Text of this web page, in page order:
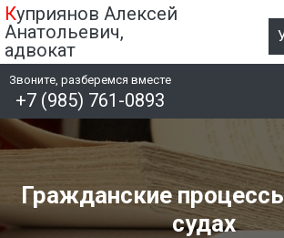
Куприянов Алексей
Анатольевич,
адвокат
Звоните, разберемся вместе
+7 (985) 761-0893
Гражданские
судах